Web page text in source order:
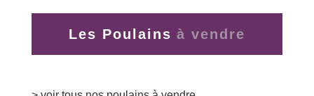
Les Poulains